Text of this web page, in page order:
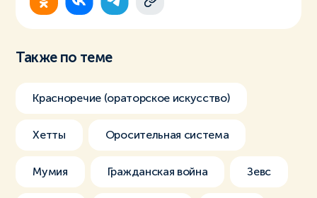
Также по теме
Красноречие (ораторское искусство)
Хетты Оросительная система
Мумия Гражданская война Зевс